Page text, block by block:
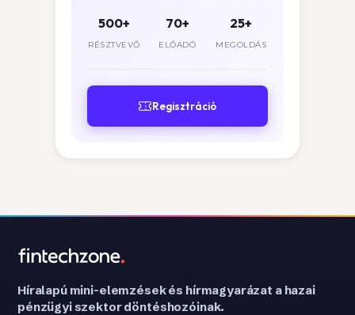
500+
RÉSZTVEVŐ
70+
ELŐADÓ
25+
MEGOLDÁS
Regisztráció
Híralapú mini-elemzések és hírmagyarázat a hazai
pénzügyi szektor döntéshozóinak.